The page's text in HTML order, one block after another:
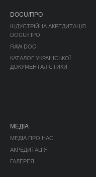
DOCU/ПРО
ІНДУСТРІЙНА АКРЕДИТАЦІЯ
DOCU/ПРО
RAW DOC
КАТАЛОГ УКРАЇНСЬКОЇ
ДОКУМЕНТАЛІСТИКИ
МЕДІА
МЕДІА ПРО НАС
АКРЕДИТАЦІЯ
ГАЛЕРЕЯ